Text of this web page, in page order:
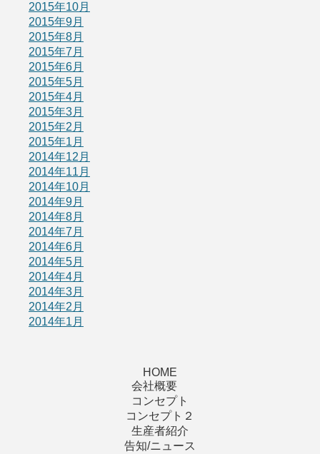
2015年10月
2015年9月
2015年8月
2015年7月
2015年6月
2015年5月
2015年4月
2015年3月
2015年2月
2015年1月
2014年12月
2014年11月
2014年10月
2014年9月
2014年8月
2014年7月
2014年6月
2014年5月
2014年4月
2014年3月
2014年2月
2014年1月
HOME
会社概要
コンセプト
コンセプト２
生産者紹介
告知/ニュース